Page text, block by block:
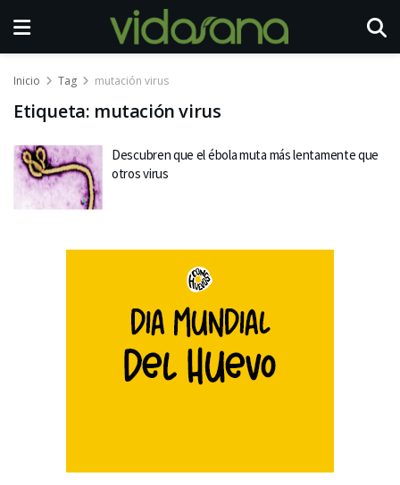
Inicio Tag mutación virus
Etiqueta: mutación virus
Descubren que el ébola muta más lentamente que
otros virus